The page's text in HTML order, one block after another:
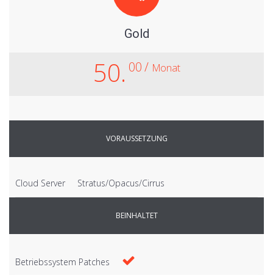
Gold
50. 00 / Monat
VORAUSSETZUNG
Cloud Server Stratus/Opacus/Cirrus
BEINHALTET
Betriebssystem Patches